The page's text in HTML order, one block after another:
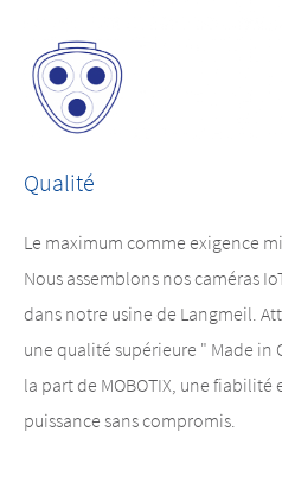
Qualité
Le maximum comme exigence
Nous assemblons nos caméras
dans notre usine de Langmeil.
une qualité supérieure " Made in
la part de MOBOTIX, une fiabilité
puissance sans compromis.